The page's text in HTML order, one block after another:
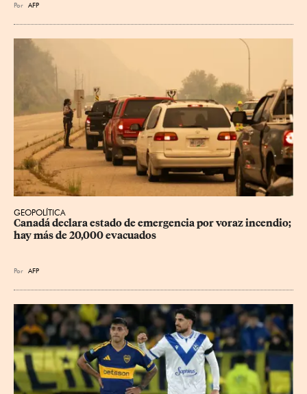
Por AFP
GEOPOLÍTICA
Canadá declara estado de emergencia por voraz incendio;
hay más de 20,000 evacuados
Por AFP